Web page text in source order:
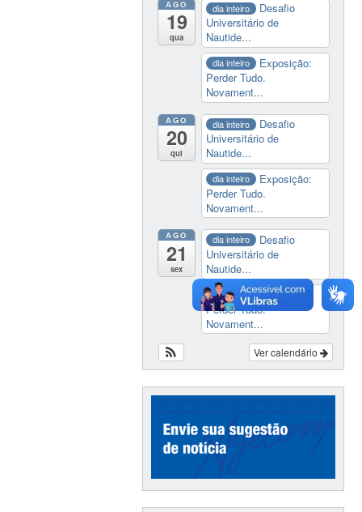
AGO
19
qua
dia inteiro
Desafio
Universitário de
Nautide...
dia inteiro
Exposição:
Perder Tudo.
Novament...
AGO
20
qui
dia inteiro
Desafio
Universitário de
Nautide...
dia inteiro
Exposição:
Perder Tudo.
Novament...
AGO
21
sex
dia inteiro
Desafio
Universitário de
Nautide...
dia inteiro
Exposição:
Perder Tudo.
Novament...
Ver calendário